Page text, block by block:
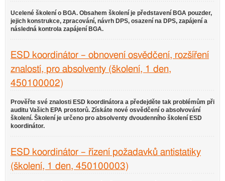
Ucelené školení o BGA. Obsahem školení je představení BGA pouzder,
jejich konstrukce, zpracování, návrh DPS, osazení na DPS, zapájení a
následná kontrola zapájení BGA.
ESD koordinátor – obnovení osvědčení, rozšíření
znalostí, pro absolventy (školení, 1 den,
450100002)
Prověřte své znalosti ESD koordinátora a předejděte tak problémům při
auditu Vašich EPA prostorů. Získáte nové osvědčení o absolvování
školení. Školení je určeno pro absolventy dvoudenního školení ESD
koordinátor.
ESD koordinátor – řízení požadavků antistatiky
(školení, 1 den, 450100003)